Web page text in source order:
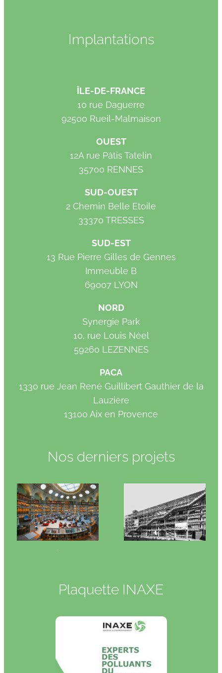
Implantations
ÎLE-DE-FRANCE
10 rue Daguerre
92500 Rueil-Malmaison
OUEST
12A rue Pâtis Tatelin
35700 RENNES
SUD-OUEST
2 Chemin Belle Etoile
33370 TRESSES
SUD-EST
13 Rue Pierre Gilles de Gennes
Immeuble B
69007 LYON
NORD
Synergie Park
10, rue Louis Néel
59260 LEZENNES
PACA
1330 rue Jean René Guillibert Gauthier de la
Lauzière
13100 Aix en Provence
Nos derniers projets
.
Plaquette INAXE